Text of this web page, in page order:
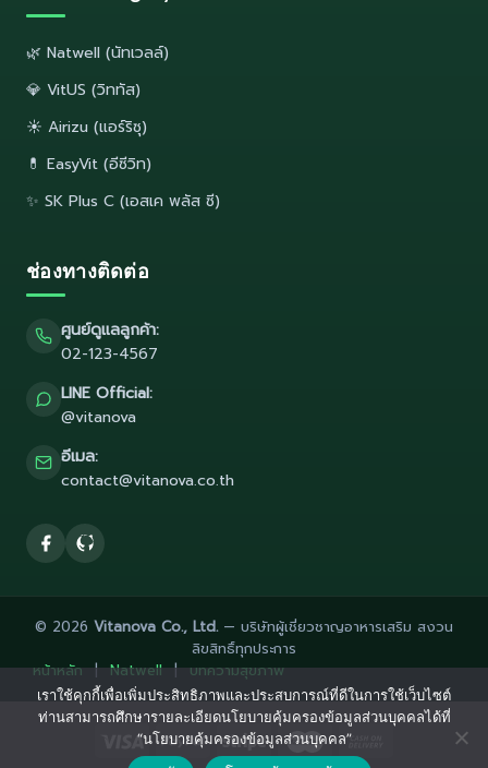
🌿 Natwell (นัทเวลล์)
💎 VitUS (วิททัส)
☀️ Airizu (แอร์ริซุ)
💊 EasyVit (อีซีวิท)
✨ SK Plus C (เอสเค พลัส ซี)
ช่องทางติดต่อ
ศูนย์ดูแลลูกค้า:
02-123-4567
LINE Official:
@vitanova
อีเมล:
contact@vitanova.co.th
© 2026 Vitanova Co., Ltd.— บริษัทผู้เชี่ยวชาญอาหารเสริม สงวน
ลิขสิทธิ์ทุกประการ
หน้าหลัก | Natwell | บทความสุขภาพ
เราใช้คุกกี้เพื่อเพิ่มประสิทธิภาพและประสบการณ์ที่ดีในการใช้เว็บไซต์
ท่านสามารถศึกษารายละเอียดนโยบายคุ้มครองข้อมูลส่วนบุคคลได้ที่
“นโยบายคุ้มครองข้อมูลส่วนบุคคล”